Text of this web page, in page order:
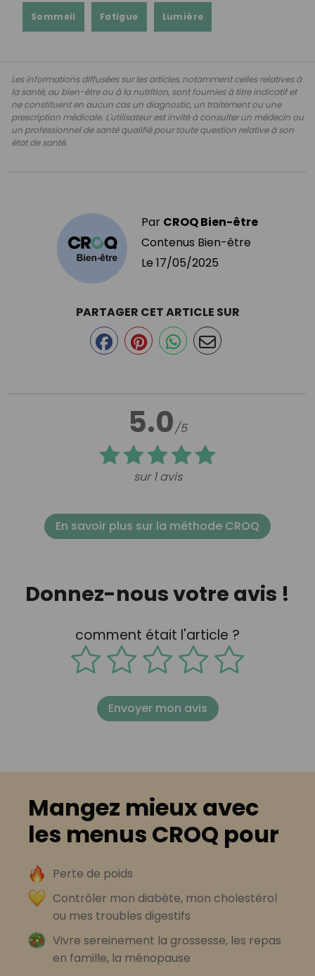
Sommeil Fatigue Lumière
Les informations diffusées sur les articles, notamment celles relatives à
la santé, au bien-être ou à la nutrition, sont fournies à titre indicatif et
ne constituent en aucun cas un diagnostic, un traitement ou une
prescription médicale. L'utilisateur est invité à consulter un médecin ou
un professionnel de santé qualifié pour toute question relative à son
état de santé.
Par CROQ Bien-être
Contenus Bien-être
Le 17/05/2025
5.0/5
sur 1 avis
PARTAGER CET ARTICLE SUR
En savoir plus sur la méthode CROQ
Donnez-nous votre avis !
comment était l'article ?
Envoyer mon avis
Mangez mieux avec
les menus CROQ pour
Perte de poids
Contrôler mon diabète, mon cholestérol
ou mes troubles digestifs
Vivre sereinement la grossesse, les repas
en famille, la ménopause